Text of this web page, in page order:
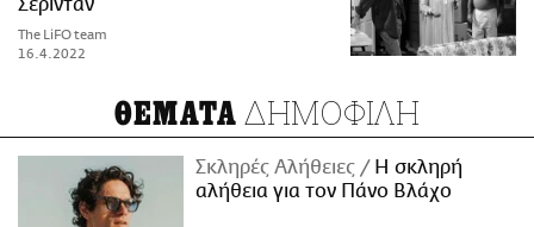
Σέρινταν
The LiFO team
16.4.2022
ΘΕΜΑΤΑ ΔΗΜΟΦΙΛΗ
Σκληρές Αλήθειες
H σκληρή
αλήθεια για τον Πάνο Βλάχο